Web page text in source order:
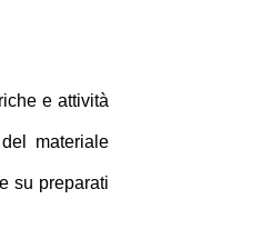
e attività
materiale
su preparati